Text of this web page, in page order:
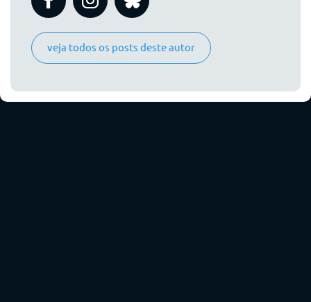
veja todos os posts deste autor